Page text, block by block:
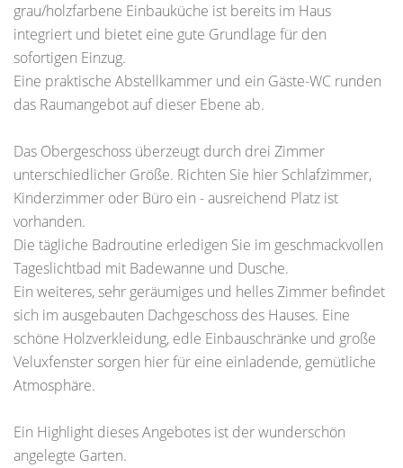
grau/holzfarbene Einbauküche ist bereits im Haus
integriert und bietet eine gute Grundlage für den
sofortigen Einzug.
Eine praktische Abstellkammer und ein Gäste-WC runden
das Raumangebot auf dieser Ebene ab.
Das Obergeschoss überzeugt durch drei Zimmer
unterschiedlicher Größe. Richten Sie hier Schlafzimmer,
Kinderzimmer oder Büro ein - ausreichend Platz ist
vorhanden.
Die tägliche Badroutine erledigen Sie im geschmackvollen
Tageslichtbad mit Badewanne und Dusche.
Ein weiteres, sehr geräumiges und helles Zimmer befindet
sich im ausgebauten Dachgeschoss des Hauses. Eine
schöne Holzverkleidung, edle Einbauschränke und große
Veluxfenster sorgen hier für eine einladende, gemütliche
Atmosphäre.
Ein Highlight dieses Angebotes ist der wunderschön
angelegte Garten.